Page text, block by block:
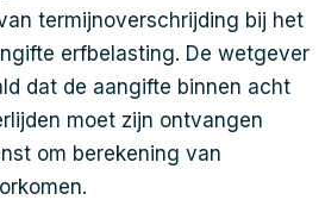
termijnoverschrijding bij het
erfbelasting. De wetgever
dat de aangifte binnen acht
moet zijn ontvangen
om berekening van